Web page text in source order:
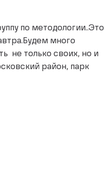
по методологии..Это
много
не только своих, но и
район, парк